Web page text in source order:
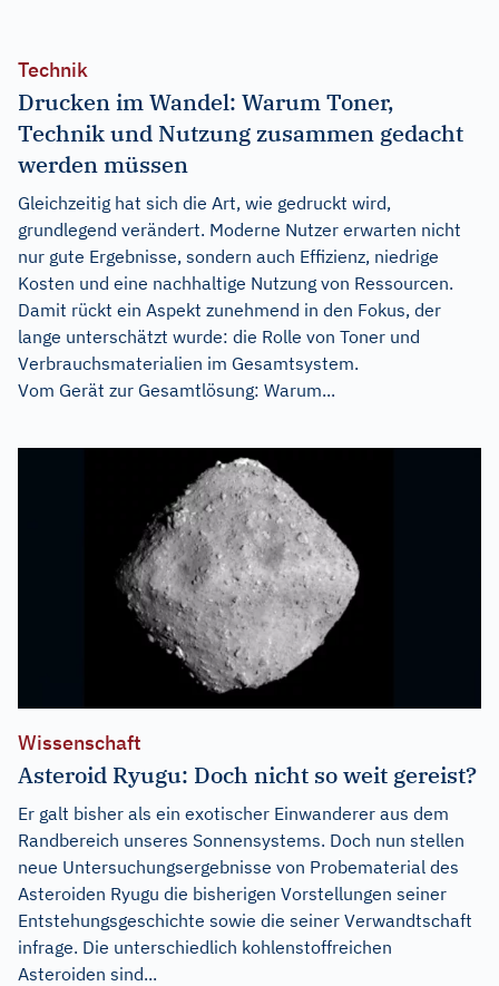
Technik
Drucken im Wandel: Warum Toner,
Technik und Nutzung zusammen gedacht
werden müssen
Gleichzeitig hat sich die Art, wie gedruckt wird,
grundlegend verändert. Moderne Nutzer erwarten nicht
nur gute Ergebnisse, sondern auch Effizienz, niedrige
Kosten und eine nachhaltige Nutzung von Ressourcen.
Damit rückt ein Aspekt zunehmend in den Fokus, der
lange unterschätzt wurde: die Rolle von Toner und
Verbrauchsmaterialien im Gesamtsystem.
Vom Gerät zur Gesamtlösung: Warum...
Wissenschaft
Asteroid Ryugu: Doch nicht so weit gereist?
Er galt bisher als ein exotischer Einwanderer aus dem
Randbereich unseres Sonnensystems. Doch nun stellen
neue Untersuchungsergebnisse von Probematerial des
Asteroiden Ryugu die bisherigen Vorstellungen seiner
Entstehungsgeschichte sowie die seiner Verwandtschaft
infrage. Die unterschiedlich kohlenstoffreichen
Asteroiden sind...